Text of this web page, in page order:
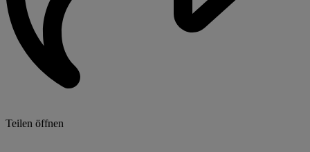
Teilen öffnen